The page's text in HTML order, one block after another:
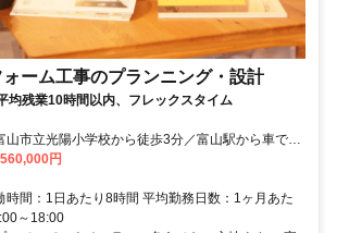
ーム工事のプランニング・設計
均残業10時間以内、フレックスタイム
山市立光陽小学校から徒歩3分／富山駅から車で約
円
時間：1日あたり8時間 平均勤務日数：1ヶ月あた
～18:00